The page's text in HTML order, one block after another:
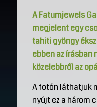
A Fatumjewels
megjelent egy
tahiti gyöngy
ebben az
közelebbről az
A fotón láthatjuk
nyújt ez a három